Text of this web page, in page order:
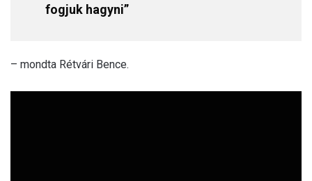
fogjuk hagyni”
– mondta Rétvári Bence.